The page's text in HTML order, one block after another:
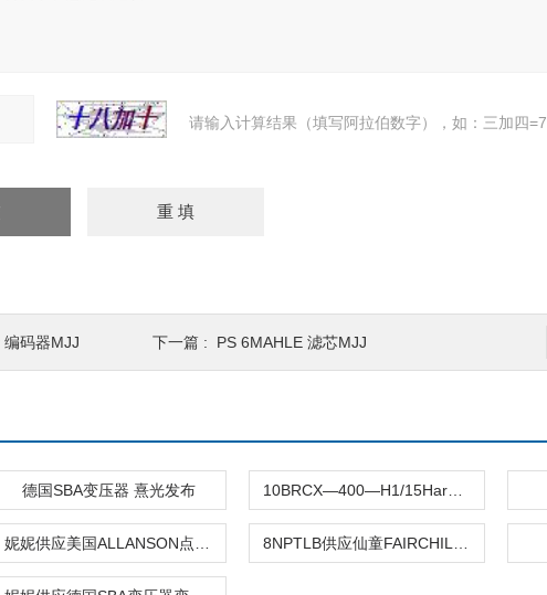
请输入计算结果（填写阿拉伯数字），如：三加四=7
码器MJJ 下一篇 : PS 6MAHLE 滤芯MJJ
德国SBA变压器 熹光发布